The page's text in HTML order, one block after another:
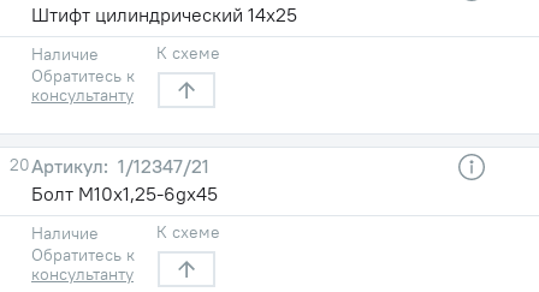
Штифт цилиндрический 14х25
Наличие
Обратитесь к
консультанту
К схеме
20
1/12347/21
Болт М10х1,25-6gх45
Наличие
Обратитесь к
консультанту
К схеме